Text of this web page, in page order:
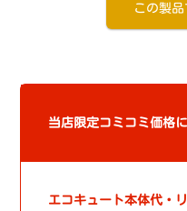
この製
当店限定コミコミ価格
エコキュート本体代・